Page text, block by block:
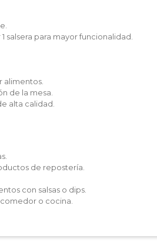
salsera para mayor funcionalidad.
alimentos.
de la mesa.
alta calidad.
de repostería.
con salsas o dips.
o cocina.